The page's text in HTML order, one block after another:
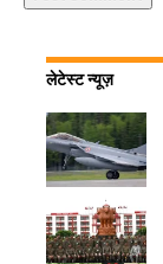
लेटेस्ट न्यूज़